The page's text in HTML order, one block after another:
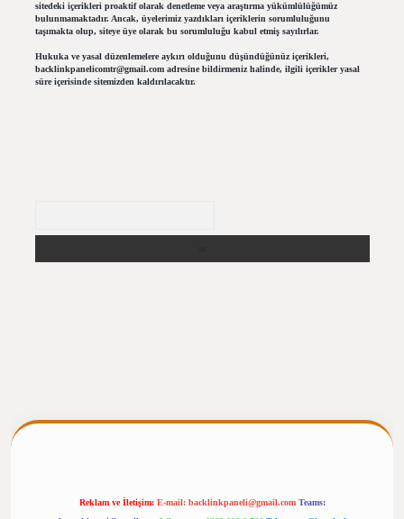
sitedeki içerikleri proaktif olarak denetleme veya araştırma yükümlülüğümüz
bulunmamaktadır. Ancak, üyelerimiz yazdıkları içeriklerin sorumluluğunu
taşımakta olup, siteye üye olarak bu sorumluluğu kabul etmiş sayılırlar.
Hukuka ve yasal düzenlemelere aykırı olduğunu düşündüğünüz içerikleri,
backlinkpanelicomtr@gmail.comadresine bildirmeniz halinde, ilgili içerikler yasal
süre içerisinde sitemizden kaldırılacaktır.
Reklam ve İletişim: E-mail: backlinkpaneli@gmail.com Teams: